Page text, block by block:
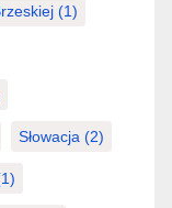
(1)
Słowacja (2)